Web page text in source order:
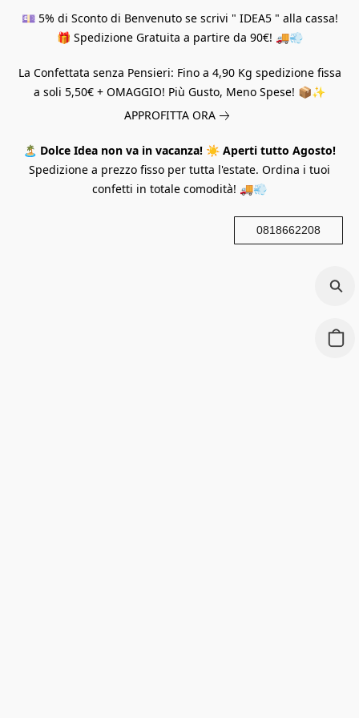
💷 5% di Sconto di Benvenuto se scrivi " IDEA5 " alla cassa!
🎁 Spedizione Gratuita a partire da 90€! 🚚💨
La Confettata senza Pensieri: Fino a 4,90 Kg spedizione fissa
a soli 5,50€ + OMAGGIO! Più Gusto, Meno Spese! 📦✨
APPROFITTA ORA
🏝️ Dolce Idea non va in vacanza! ☀️ Aperti tutto Agosto!
Spedizione a prezzo fisso per tutta l'estate. Ordina i tuoi
confetti in totale comodità! 🚚💨
0818662208